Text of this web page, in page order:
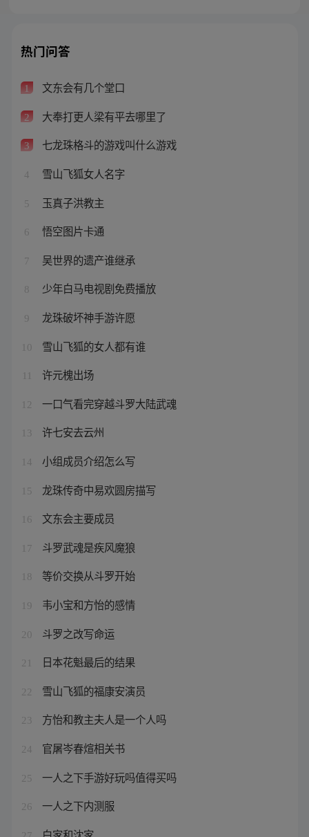
热门问答
1 文东会有几个堂口
2 大奉打更人梁有平去哪里了
3 七龙珠格斗的游戏叫什么游戏
4 雪山飞狐女人名字
5 玉真子洪教主
6 悟空图片卡通
7 吴世界的遗产谁继承
8 少年白马电视剧免费播放
9 龙珠破坏神手游许愿
10 雪山飞狐的女人都有谁
许元槐出场
12 一口气看完穿越斗罗大陆武魂
13 许七安去云州
14 小组成员介绍怎么写
15 龙珠传奇中易欢圆房描写
16 文东会主要成员
17 斗罗武魂是疾风魔狼
18 等价交换从斗罗开始
19 韦小宝和方怡的感情
20 斗罗之改写命运
21 日本花魁最后的结果
22 雪山飞狐的福康安演员
23 方怡和教主夫人是一个人吗
24 官屠岑春煊相关书
25 一人之下手游好玩吗值得买吗
26 一人之下内测服